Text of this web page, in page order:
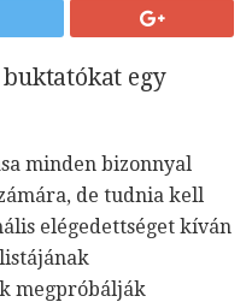
egy
minden bizonnyal
de tudnia kell
elégedettséget kíván
megpróbálják